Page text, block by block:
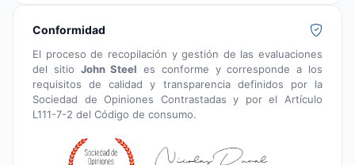
Conformidad
El proceso de recopilación y gestión de las evaluaciones
del sitio John Steel es conforme y corresponde a los
requisitos de calidad y transparencia definidos por la
Sociedad de Opiniones Contrastadas y por el Artículo
L111-7-2 del Código de consumo.